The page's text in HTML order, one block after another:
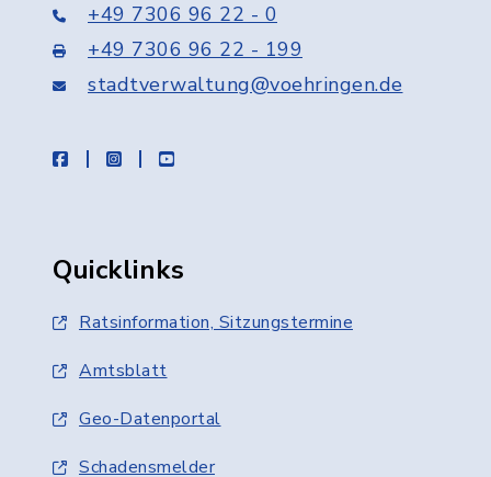
+49 7306 96 22 - 0
+49 7306 96 22 - 199
stadtverwaltung@voehringen.de
facebookinstagramyoutube
Quicklinks
Ratsinformation, Sitzungstermine
Amtsblatt
Geo-Datenportal
Schadensmelder